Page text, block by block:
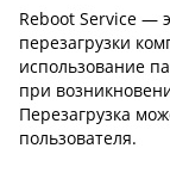
Reboot Service —
перезагрузки
использование
при
Перезагрузка
пользователя.